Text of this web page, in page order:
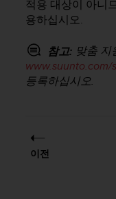
적용 대상이 아니
용하십시오.
참고: 맞춤 지
www.suunto.com/
등록하십시오.
이전